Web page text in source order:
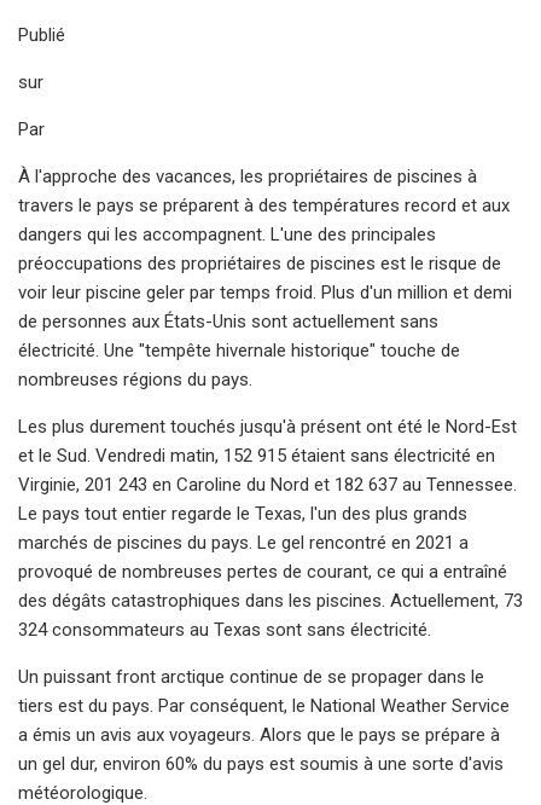
Publié
sur
Par
À l'approche des vacances, les propriétaires de piscines à
travers le pays se préparent à des températures record et aux
dangers qui les accompagnent. L'une des principales
préoccupations des propriétaires de piscines est le risque de
voir leur piscine geler par temps froid. Plus d'un million et demi
de personnes aux États-Unis sont actuellement sans
électricité. Une "tempête hivernale historique" touche de
nombreuses régions du pays.
Les plus durement touchés jusqu'à présent ont été le Nord-Est
et le Sud. Vendredi matin, 152 915 étaient sans électricité en
Virginie, 201 243 en Caroline du Nord et 182 637 au Tennessee.
Le pays tout entier regarde le Texas, l'un des plus grands
marchés de piscines du pays. Le gel rencontré en 2021 a
provoqué de nombreuses pertes de courant, ce qui a entraîné
des dégâts catastrophiques dans les piscines. Actuellement, 73
324 consommateurs au Texas sont sans électricité.
Un puissant front arctique continue de se propager dans le
tiers est du pays. Par conséquent, le National Weather Service
a émis un avis aux voyageurs. Alors que le pays se prépare à
un gel dur, environ 60% du pays est soumis à une sorte d'avis
météorologique.